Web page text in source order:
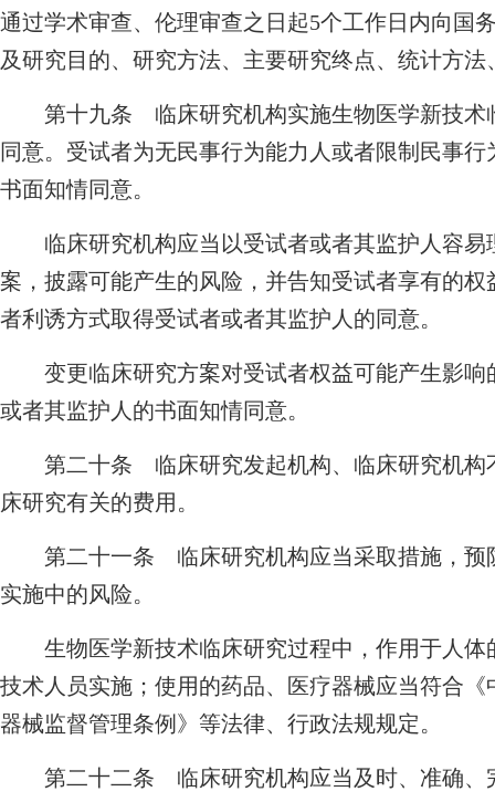
通过学术审查、伦理审查之日起5个工作日内向国
及研究目的、研究方法、主要研究终点、统计方
第十九条 临床研究机构实施生物医学新技术
同意。受试者为无民事行为能力人或者限制民事
书面知情同意。
临床研究机构应当以受试者或者其监护人容易
案，披露可能产生的风险，并告知受试者享有的
者利诱方式取得受试者或者其监护人的同意。
变更临床研究方案对受试者权益可能产生影响
或者其监护人的书面知情同意。
第二十条 临床研究发起机构、临床研究机构
床研究有关的费用。
第二十一条 临床研究机构应当采取措施，预
实施中的风险。
生物医学新技术临床研究过程中，作用于人体
技术人员实施；使用的药品、医疗器械应当符合
器械监督管理条例》等法律、行政法规规定。
第二十二条 临床研究机构应当及时、准确、